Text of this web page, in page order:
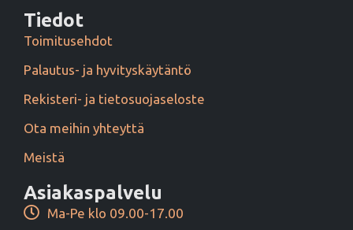
Tiedot
Toimitusehdot
Palautus- ja hyvityskäytäntö
Rekisteri- ja tietosuojaseloste
Ota meihin yhteyttä
Meistä
Asiakaspalvelu
Ma-Pe klo 09.00-17.00